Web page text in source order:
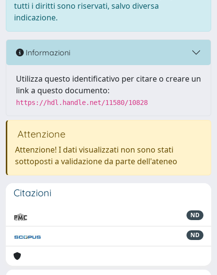
tutti i diritti sono riservati, salvo diversa
indicazione.
Informazioni
Utilizza questo identificativo per citare o creare un
link a questo documento:
https://hdl.handle.net/11580/10828
Attenzione
Attenzione! I dati visualizzati non sono stati
sottoposti a validazione da parte dell'ateneo
Citazioni
ND
ND